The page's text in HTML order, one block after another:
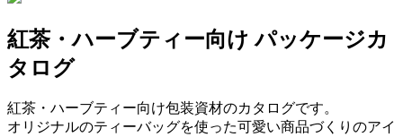
紅茶・ハーブティー向け パッケージカ
タログ
紅茶・ハーブティー向け包装資材のカタログです。
オリジナルのティーバッグを使った可愛い商品づくりのアイ